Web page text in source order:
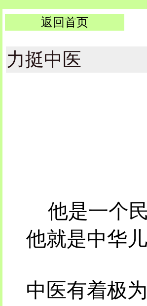
返回首页
力挺中医
他是一个
他就是中华
中医有着极